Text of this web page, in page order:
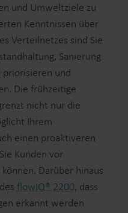
und Umweltziele zu
Kenntnissen über
Verteilnetzes sind Sie
Sanierung
priorisieren und
Die frühzeitige
nicht nur die
Ihrem
einen proaktiveren
Kunden vor
Darüber hinaus
flowIQ® 2200, dass
erkannt werden